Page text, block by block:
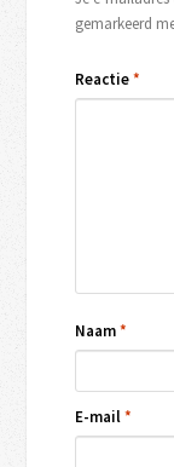
gemarkeerd
Reactie*
Naam*
E-mail*